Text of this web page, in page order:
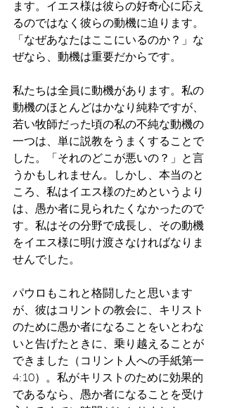
ます。イエス様は彼らの好奇心に応え
るのではなく彼らの動機に迫ります。
「なぜあなたはここにいるのか？」な
ぜなら、動機は重要だからです。
私たちは全員に動機があります。私の
動機のほとんどはかなり純粋ですが、
若い牧師だった頃の私の不純な動機の
一つは、単に説教をうまくすることで
した。「それのどこが悪いの？」と言
うかもしれません。しかし、本当のと
ころ、私はイエス様のためというより
は、愚か者に見られたくなかったので
す。私はその分野で成長し、その動機
をイエス様に明け渡さなければなりま
せんでした。
パウロもこれと格闘したと思います
が、彼はコリントの教会に、キリスト
のために愚か者になることをいとわな
いと告げたときに、乗り越えることが
できました（コリント人への手紙第一
4:10）。私がキリストのために効果的
であるなら、愚か者になることを受け